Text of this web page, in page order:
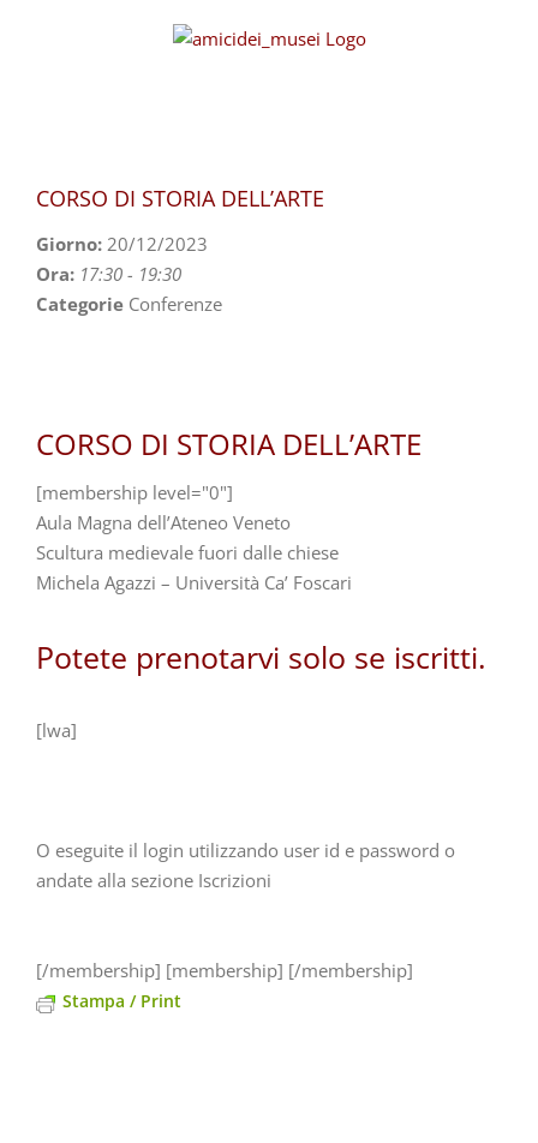
CORSO DI STORIA DELL’ARTE
Giorno: 20/12/2023
Ora: 17:30 - 19:30
Categorie Conferenze
CORSO DI STORIA DELL’ARTE
[membership level="0"]
Aula Magna dell’Ateneo Veneto
Scultura medievale fuori dalle chiese
Michela Agazzi – Università Ca’ Foscari
Potete prenotarvi solo se iscritti.
[lwa]
O eseguite il login utilizzando user id e password o
andate alla sezione Iscrizioni
[/membership] [membership] [/membership]
Stampa / Print